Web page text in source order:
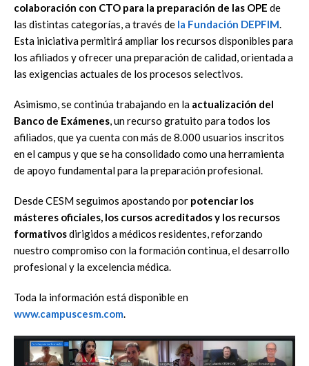
colaboración con CTO para la preparación de las OPE de
las distintas categorías, a través de la Fundación DEPFIM.
Esta iniciativa permitirá ampliar los recursos disponibles para
los afiliados y ofrecer una preparación de calidad, orientada a
las exigencias actuales de los procesos selectivos.
Asimismo, se continúa trabajando en la actualización del
Banco de Exámenes, un recurso gratuito para todos los
afiliados, que ya cuenta con más de 8.000 usuarios inscritos
en el campus y que se ha consolidado como una herramienta
de apoyo fundamental para la preparación profesional.
Desde CESM seguimos apostando por potenciar los
másteres oficiales, los cursos acreditados y los recursos
formativosdirigidos a médicos residentes, reforzando
nuestro compromiso con la formación continua, el desarrollo
profesional y la excelencia médica.
Toda la información está disponible en
www.campuscesm.com.